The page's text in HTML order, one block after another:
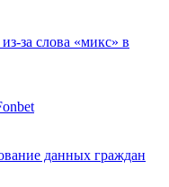
за слова «микс» в
данных граждан